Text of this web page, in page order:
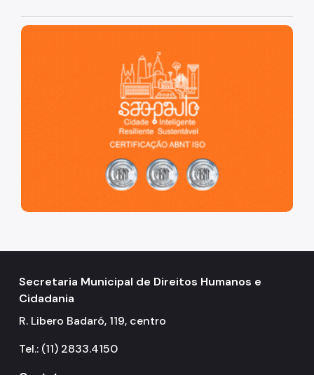
São Paulo, cidade inteligente, resiliente e sustentável
Secretaria Municipal de Direitos Humanos e
Cidadania
R. Libero Badaró, 119, centro
Tel.: (11) 2833.4150